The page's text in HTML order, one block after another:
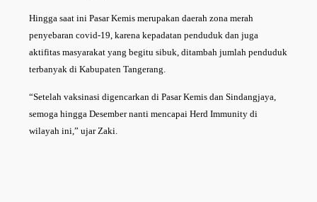
Hingga saat ini Pasar Kemis merupakan daerah zona merah
penyebaran covid-19, karena kepadatan penduduk dan juga
aktifitas masyarakat yang begitu sibuk, ditambah jumlah penduduk
terbanyak di Kabupaten Tangerang.
“Setelah vaksinasi digencarkan di Pasar Kemis dan Sindangjaya,
semoga hingga Desember nanti mencapai Herd Immunity di
wilayah ini,” ujar Zaki.